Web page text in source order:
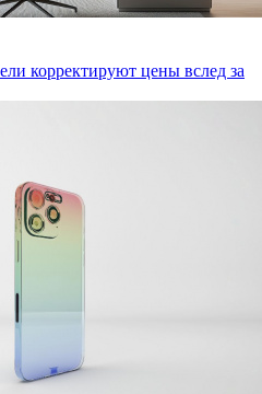
корректируют цены вслед за